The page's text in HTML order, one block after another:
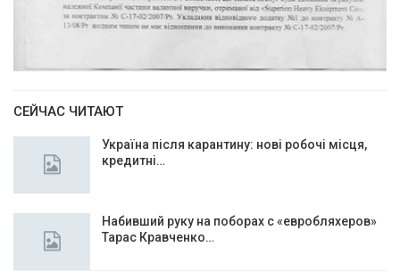
СЕЙЧАС ЧИТАЮТ
Україна після карантину: нові робочі місця,
кредитні…
Набивший руку на поборах с «евробляхеров»
Тарас Кравченко…